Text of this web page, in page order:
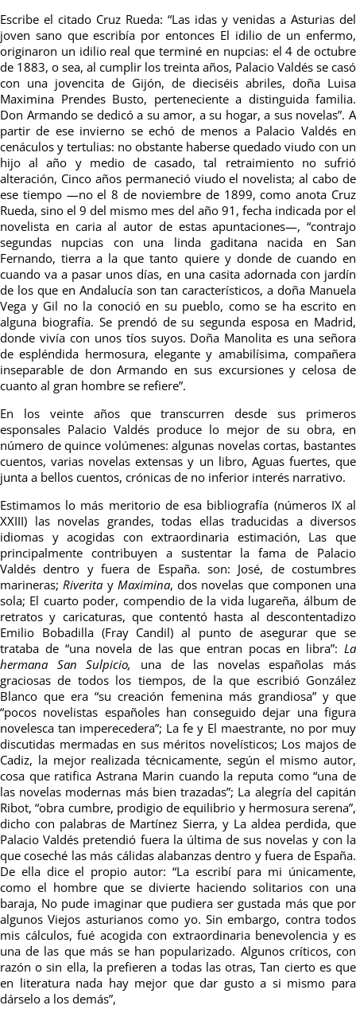
Escribe el citado Cruz Rueda: “Las idas y venidas a Asturias del
joven sano que escribía por entonces El idilio de un enfermo,
originaron un idilio real que terminé en nupcias: el 4 de octubre
de 1883, o sea, al cumplir los treinta años, Palacio Valdés se casó
con una jovencita de Gijón, de dieciséis abriles, doña Luisa
Maximina Prendes Busto, perteneciente a distinguida familia.
Don Armando se dedicó a su amor, a su hogar, a sus novelas”. A
partir de ese invierno se echó de menos a Palacio Valdés en
cenáculos y tertulias: no obstante haberse quedado viudo con un
hijo al año y medio de casado, tal retraimiento no sufrió
alteración, Cinco años permaneció viudo el novelista; al cabo de
ese tiempo —no el 8 de noviembre de 1899, como anota Cruz
Rueda, sino el 9 del mismo mes del año 91, fecha indicada por el
novelista en caria al autor de estas apuntaciones—, “contrajo
segundas nupcias con una linda gaditana nacida en San
Fernando, tierra a la que tanto quiere y donde de cuando en
cuando va a pasar unos días, en una casita adornada con jardín
de los que en Andalucía son tan característicos, a doña Manuela
Vega y Gil no la conoció en su pueblo, como se ha escrito en
alguna biografía. Se prendó de su segunda esposa en Madrid,
donde vivía con unos tíos suyos. Doña Manolita es una señora
de espléndida hermosura, elegante y amabilísima, compañera
inseparable de don Armando en sus excursiones y celosa de
cuanto al gran hombre se refiere”.
En los veinte años que transcurren desde sus primeros
esponsales Palacio Valdés produce lo mejor de su obra, en
número de quince volúmenes: algunas novelas cortas, bastantes
cuentos, varias novelas extensas y un libro, Aguas fuertes, que
junta a bellos cuentos, crónicas de no inferior interés narrativo.
Estimamos lo más meritorio de esa bibliografía (números IX al
XXIII) las novelas grandes, todas ellas traducidas a diversos
idiomas y acogidas con extraordinaria estimación, Las que
principalmente contribuyen a sustentar la fama de Palacio
Valdés dentro y fuera de España. son: José, de costumbres
marineras; Riverita y Maximina, dos novelas que componen una
sola; El cuarto poder, compendio de la vida lugareña, álbum de
retratos y caricaturas, que contentó hasta al descontentadizo
Emilio Bobadilla (Fray Candil) al punto de asegurar que se
trataba de “una novela de las que entran pocas en libra”: La
hermana San Sulpicio, una de las novelas españolas más
graciosas de todos los tiempos, de la que escribió González
Blanco que era “su creación femenina más grandiosa” y que
“pocos novelistas españoles han conseguido dejar una figura
novelesca tan imperecedera”; La fe y El maestrante, no por muy
discutidas mermadas en sus méritos novelísticos; Los majos de
Cadiz, la mejor realizada técnicamente, según el mismo autor,
cosa que ratifica Astrana Marin cuando la reputa como “una de
las novelas modernas más bien trazadas”; La alegría del capitán
Ribot, “obra cumbre, prodigio de equilibrio y hermosura serena”,
dicho con palabras de Martínez Sierra, y La aldea perdida, que
Palacio Valdés pretendió fuera la última de sus novelas y con la
que coseché las más cálidas alabanzas dentro y fuera de España.
De ella dice el propio autor: “La escribí para mi únicamente,
como el hombre que se divierte haciendo solitarios con una
baraja, No pude imaginar que pudiera ser gustada más que por
algunos Viejos asturianos como yo. Sin embargo, contra todos
mis cálculos, fué acogida con extraordinaria benevolencia y es
una de las que más se han popularizado. Algunos críticos, con
razón o sin ella, la prefieren a todas las otras, Tan cierto es que
en literatura nada hay mejor que dar gusto a si mismo para
dárselo a los demás”,